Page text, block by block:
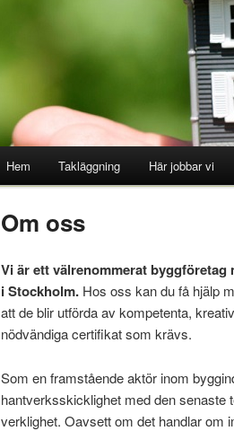
Hem Takläggning Här jobbar vi
Om oss
Vi är ett välrenommerat byggföretag
i Stockholm. Hos oss kan du få hjälp
att de blir utförda av kompetenta,
nödvändiga certifikat som krävs.
Som en framstående aktör inom
hantverksskicklighet med den senaste
verklighet. Oavsett om det handlar om